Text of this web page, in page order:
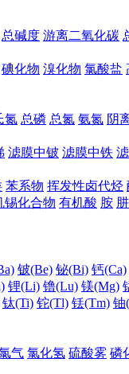
总碱度 游离二氧化碳
碘化物 溴化物 氯酸盐
氮 总磷 总氮 氨氮 阴
滤膜中铍 滤膜中铁
苯系物 挥发性卤代烃
锡化合物 有机酸 胺 肼
铍(Be) 铋(Bi) 钙(Ca)
锂(Li) 镥(Lu) 镁(Mg)
钛(Ti) 铊(Tl) 铥(Tm) 铀
气 氯化氢 硫酸雾 磷